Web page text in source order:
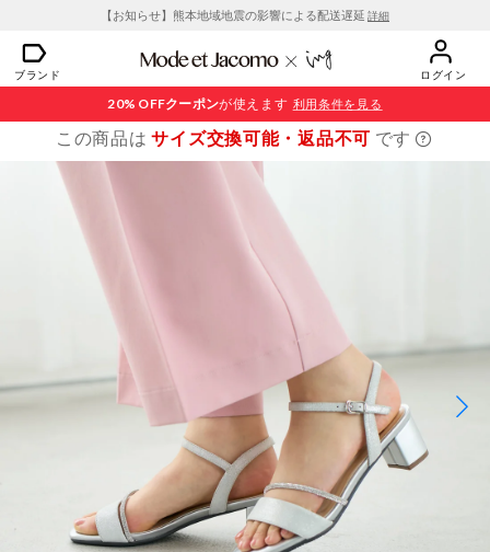
【お知らせ】熊本地域地震の影響による配送遅延 詳細
ブランド ログイン
20% OFFクーポンが使えます 利用条件を見る
この商品はサイズ交換可能・返品不可 です